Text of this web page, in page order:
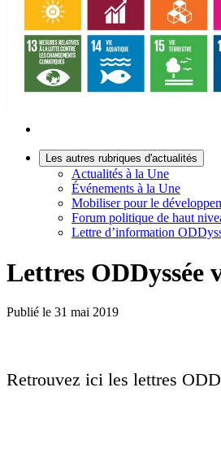
Les autres rubriques d'actualités
Actualités à la Une
Événements à la Une
Mobiliser pour le
Forum politique de haut
Lettre d’information
Lettres ODDyssée
Publié le 31 mai 2019
Retrouvez ici les lettres